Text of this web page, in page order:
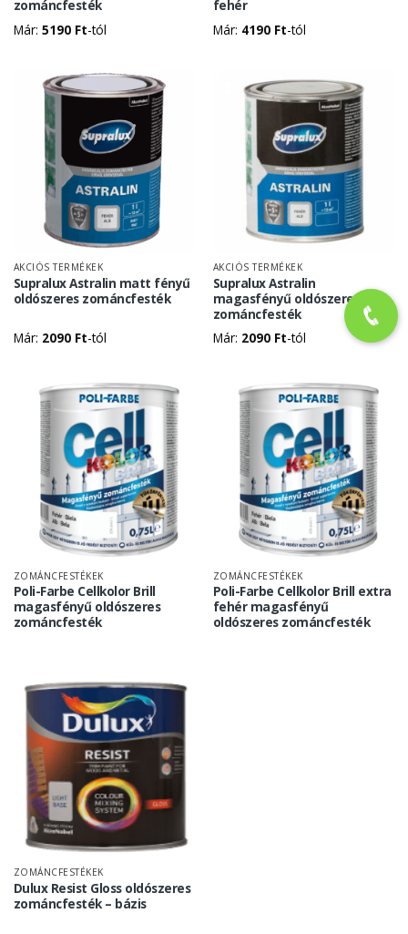
zománcfesték
Már: 5190 Ft-tól
fehér
Már: 4190 Ft-tól
AKCIÓS TERMÉKEK
Supralux Astralin matt fényű
oldószeres zománcfesték
Már: 2090 Ft-tól
AKCIÓS TERMÉKEK
Supralux Astralin
magasfényű oldószeres
zománcfesték
Már: 2090 Ft-tól
ZOMÁNCFESTÉKEK
Poli-Farbe Cellkolor Brill
magasfényű oldószeres
zománcfesték
ZOMÁNCFESTÉKEK
Poli-Farbe Cellkolor Brill extra
fehér magasfényű
oldószeres zománcfesték
ZOMÁNCFESTÉKEK
Dulux Resist Gloss oldószeres
zománcfesték – bázis